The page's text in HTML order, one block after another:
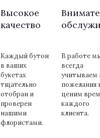
Высокое
качество
Каждый бутон
в ваших
букетах
тщательно
отобран и
проверен
нашими
флористами.
В работе
всегда
учитываем
пожелания
ценим
каждого
клиента.